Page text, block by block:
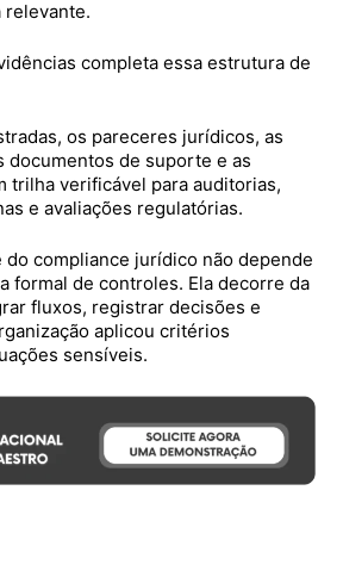
relevante.
completa essa estrutura de
os pareceres jurídicos, as
documentos de suporte e as
trilha verificável para auditorias,
e avaliações regulatórias.
do compliance jurídico não depende
formal de controles. Ela decorre da
fluxos, registrar decisões e
aplicou critérios
sensíveis.